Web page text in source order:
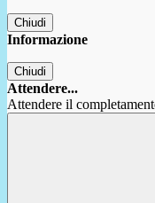
Chiudi
Informazione
Chiudi
Attendere...
Attendere il